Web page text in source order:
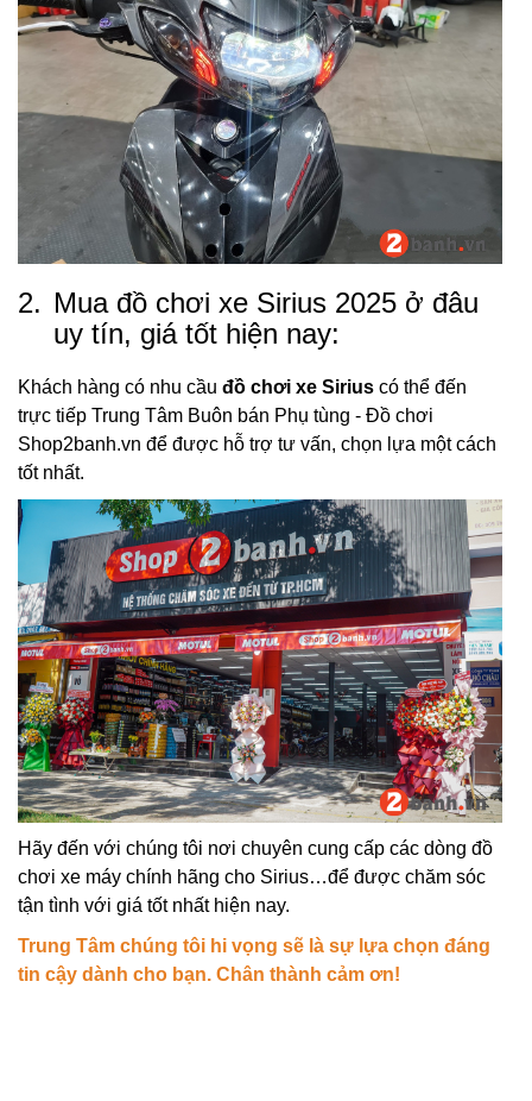
2. Mua đồ chơi xe Sirius 2025 ở đâu
uy tín, giá tốt hiện nay:
Khách hàng có nhu cầu đồ chơi xe Sirius có thể đến
trực tiếp Trung Tâm Buôn bán Phụ tùng - Đồ chơi
Shop2banh.vn để được hỗ trợ tư vấn, chọn lựa một cách
tốt nhất.
Hãy đến với chúng tôi nơi chuyên cung cấp các dòng đồ
chơi xe máy chính hãng cho Sirius…để được chăm sóc
tận tình với giá tốt nhất hiện nay.
Trung Tâm chúng tôi hi vọng sẽ là sự lựa chọn đáng
tin cậy dành cho bạn. Chân thành cảm ơn!